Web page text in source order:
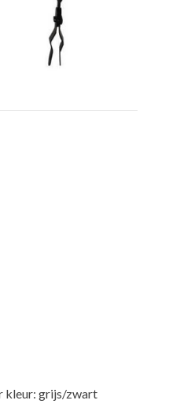
kleur: grijs/zwart